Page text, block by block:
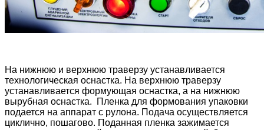
На нижнюю и верхнюю траверзу устанавливается
технологическая оснастка. На верхнюю траверзу
устанавливается формующая оснастка, а на нижнюю
вырубная оснастка. Пленка для формования упаковки
подается на аппарат с рулона. Подача осуществляется
циклично, пошагово. Поданная пленка зажимается